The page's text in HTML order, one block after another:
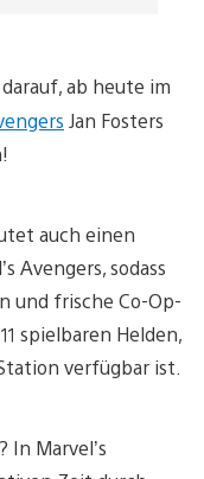
ab heute im
Jan Fosters
auch einen
Avengers, sodass
und frische Co-Op-
spielbaren Helden,
verfügbar ist.
In Marvel’s